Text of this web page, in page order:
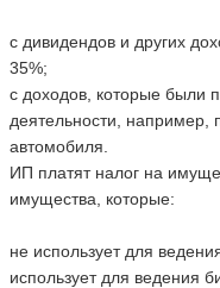
с дивидендов и других
35%;
с доходов, которые были
деятельности, например,
автомобиля.
ИП платят налог на
имущества, которые:
не использует для
использует для ведения